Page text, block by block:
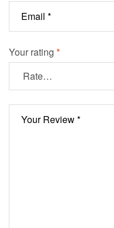
Your rating *